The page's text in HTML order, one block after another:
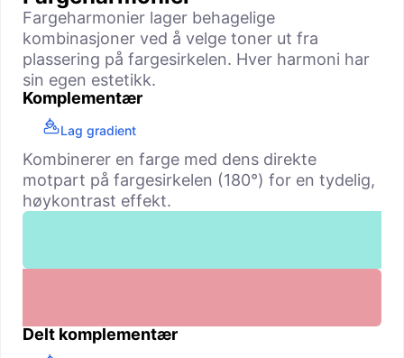
Fargeharmonier lager behagelige
kombinasjoner ved å velge toner ut fra
plassering på fargesirkelen. Hver harmoni har
sin egen estetikk.
Komplementær
Lag gradient
Kombinerer en farge med dens direkte
motpart på fargesirkelen (180°) for en tydelig,
høy­kontrast effekt.
Delt komplementær